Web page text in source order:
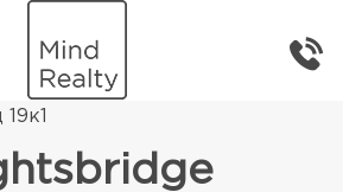
жилая недвижимость